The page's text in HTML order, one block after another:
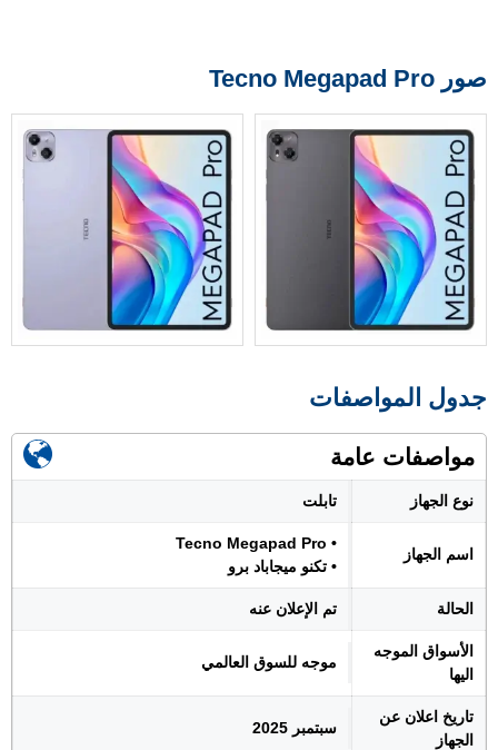
صور Tecno Megapad Pro
جدول المواصفات
مواصفات عامة
نوع الجهاز تابلت
اسم الجهاز
• Tecno Megapad Pro
• تكنو ميجاباد برو
الحالة تم الإعلان عنه
الأسواق الموجه
اليها
موجه للسوق العالمي
تاريخ اعلان عن
الجهاز
سبتمبر 2025